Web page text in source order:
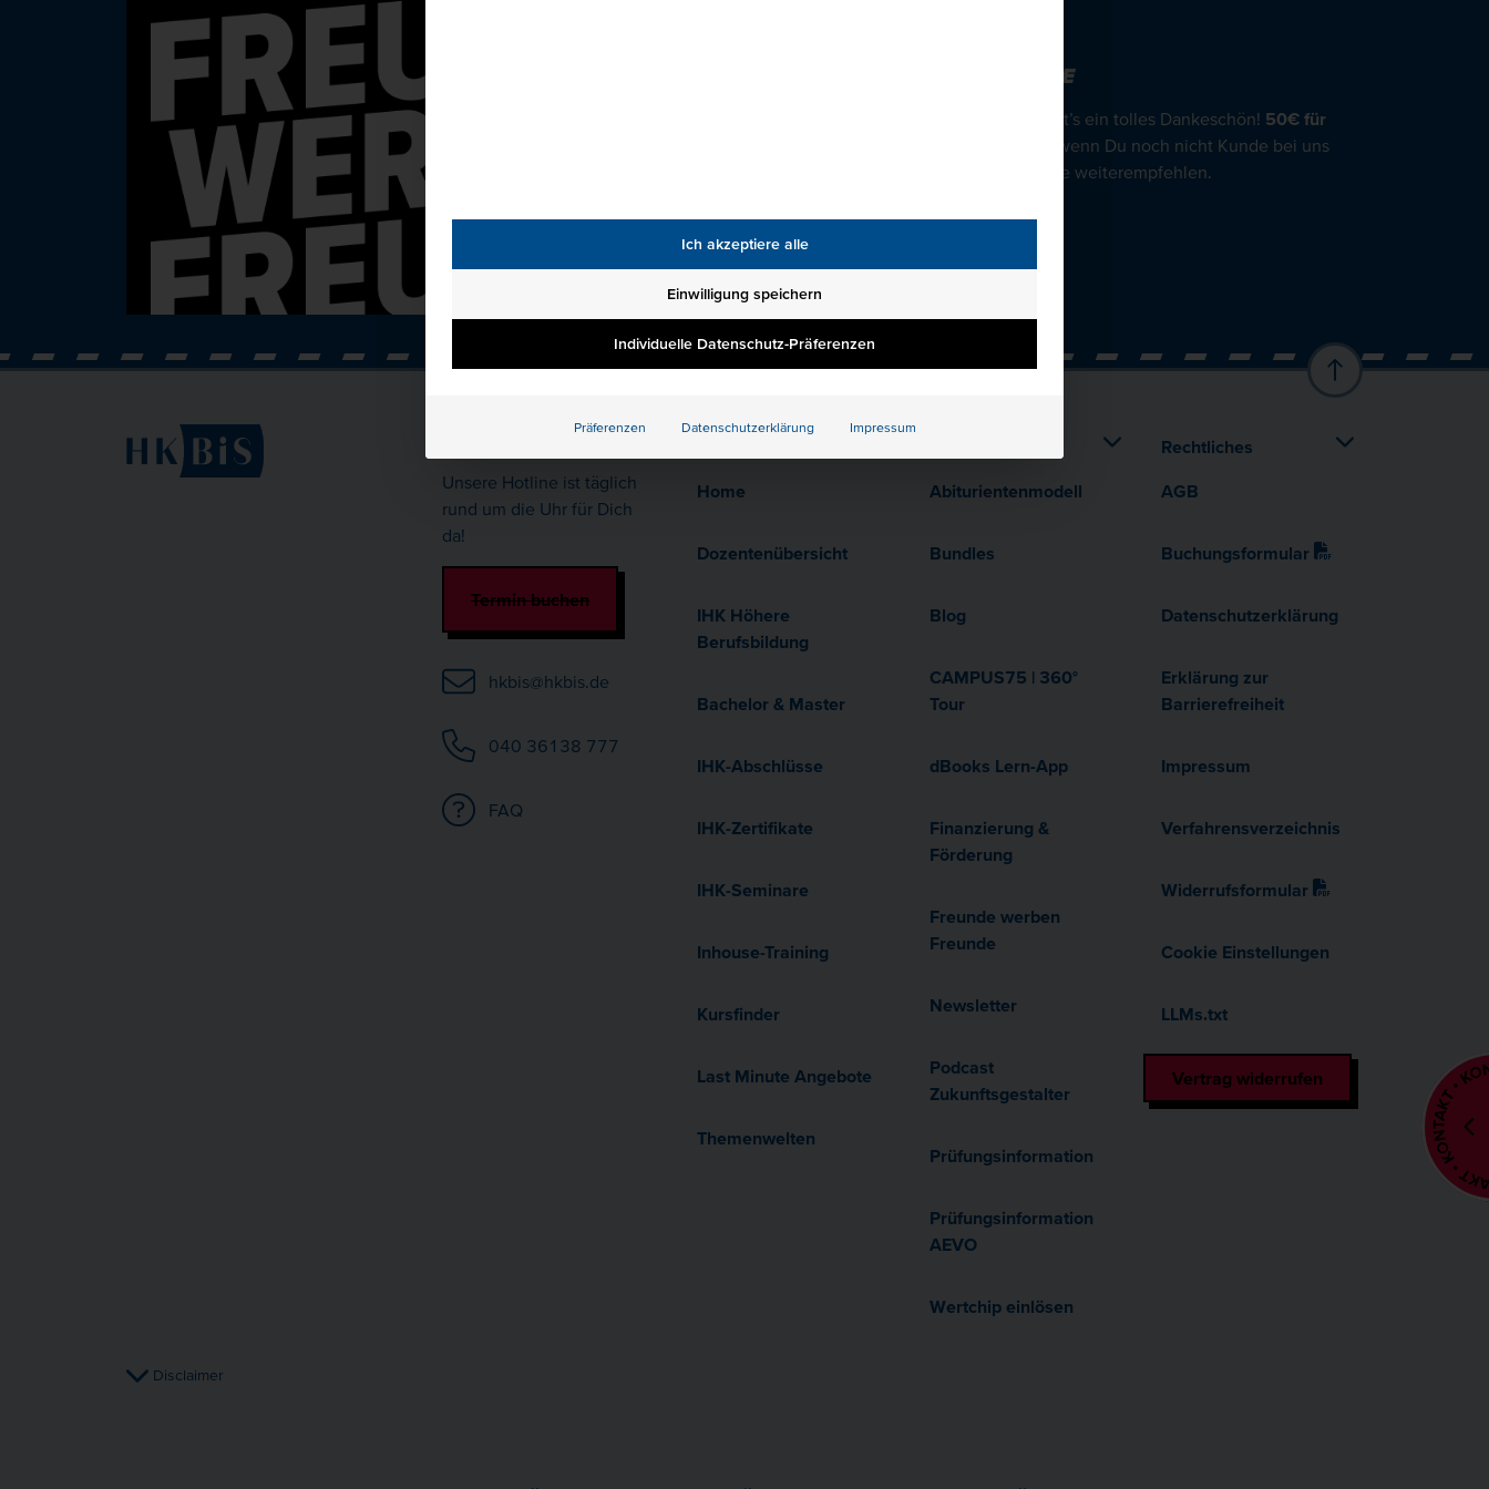
Ich akzeptiere alle
Einwilligung speichern
Individuelle Datenschutz-Präferenzen
Präferenzen Datenschutzerklärung Impressum
FREUNDE WERBEN FREUNDE
Freunde werben Freunde und dafür gibt’s ein tolles Dankeschön! 50€ für
Auch wenn Du noch nicht Kunde bei uns
bist, kannst Du uns an all Deine Freunde weiterempfehlen.
Unsere Hotline ist täglich
rund um die Uhr für Dich
da!
Termin buchen
hkbis@hkbis.de
040 36138 777
FAQ
Home
Dozentenübersicht
IHK Höhere
Berufsbildung
Bachelor & Master
IHK-Abschlüsse
IHK-Zertifikate
IHK-Seminare
Inhouse-Training
Kursfinder
Last Minute Angebote
Themenwelten
Abiturientenmodell
Bundles
Blog
CAMPUS75 | 360°
Tour
dBooks Lern-App
Finanzierung &
Förderung
Freunde werben
Freunde
Newsletter
Podcast
Zukunftsgestalter
Prüfungsinformation
Prüfungsinformation
AEVO
Wertchip einlösen
Rechtliches
AGB
Buchungsformular
Datenschutzerklärung
Erklärung zur
Barrierefreiheit
Impressum
Verfahrensverzeichnis
Widerrufsformular
Cookie Einstellungen
LLMs.txt
Vertrag widerrufen
Disclaimer